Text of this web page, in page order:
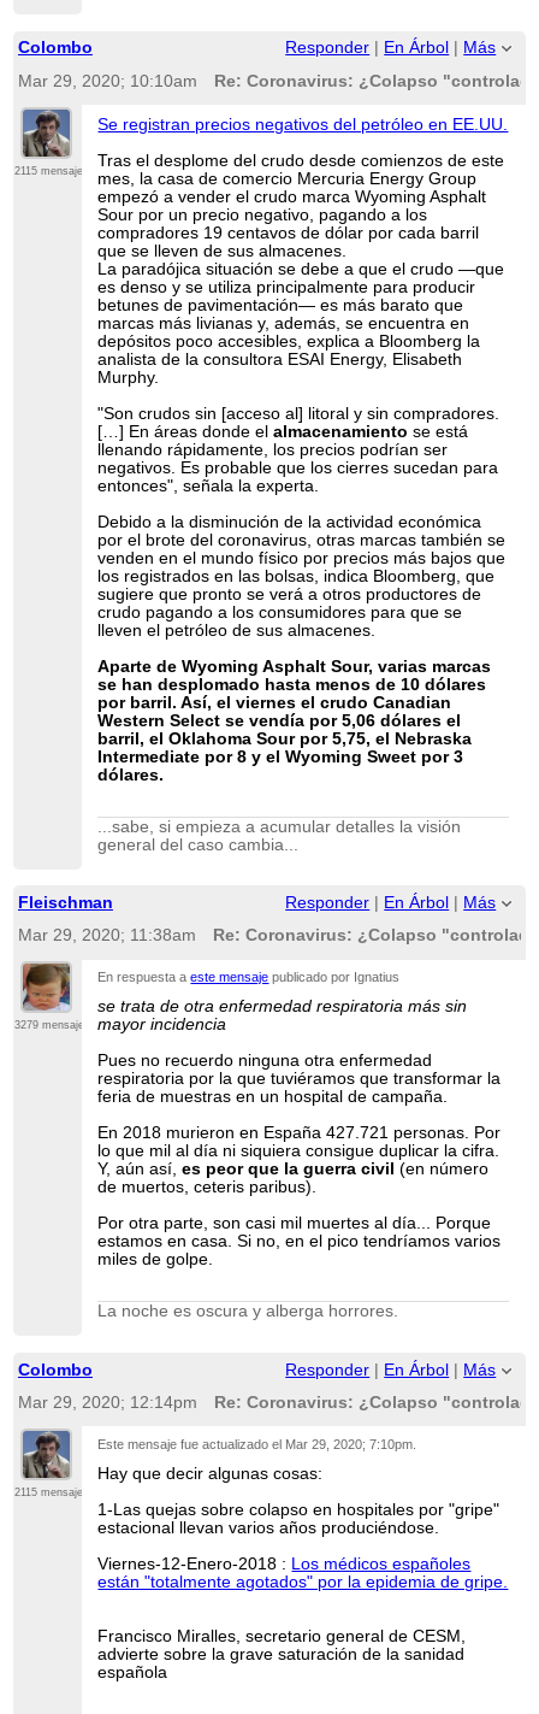
Colombo Responder En Árbol
Más
Mar 29, 2020; 10:10am
Re: Coronavirus: ¿Colapso
2115 mensajes
Se registran precios negativos del petróleo en EE.UU.
Tras el desplome del crudo desde comienzos de este
mes, la casa de comercio Mercuria Energy Group
empezó a vender el crudo marca Wyoming Asphalt
Sour por un precio negativo, pagando a los
compradores 19 centavos de dólar por cada barril
que se lleven de sus almacenes.
La paradójica situación se debe a que el crudo —que
es denso y se utiliza principalmente para producir
betunes de pavimentación— es más barato que
marcas más livianas y, además, se encuentra en
depósitos poco accesibles, explica a Bloomberg la
analista de la consultora ESAI Energy, Elisabeth
Murphy.
"Son crudos sin [acceso al] litoral y sin compradores.
[…] En áreas donde elalmacenamientose está
llenando rápidamente, los precios podrían ser
negativos. Es probable que los cierres sucedan para
entonces", señala la experta.
Debido a la disminución de la actividad económica
por el brote del coronavirus, otras marcas también se
venden en el mundo físico por precios más bajos que
los registrados en las bolsas, indica Bloomberg, que
sugiere que pronto se verá a otros productores de
crudo pagando a los consumidores para que se
lleven el petróleo de sus almacenes.
Aparte de Wyoming Asphalt Sour, varias marcas
se han desplomado hasta menos de 10 dólares
por barril. Así, el viernes el crudo Canadian
Western Select se vendía por 5,06 dólares el
barril, el Oklahoma Sour por 5,75, el Nebraska
Intermediate por 8 y el Wyoming Sweet por 3
dólares.
...sabe, si empieza a acumular detalles la visión
general del caso cambia...
Fleischman Responder En Árbol
Más
Mar 29, 2020; 11:38am
Re: Coronavirus: ¿Colapso
3279 mensajes
En respuesta aeste mensaje publicado por Ignatius
se trata de otra enfermedad respiratoria más sin
mayor incidencia
Pues no recuerdo ninguna otra enfermedad
respiratoria por la que tuviéramos que transformar la
feria de muestras en un hospital de campaña.
En 2018 murieron en España 427.721 personas. Por
lo que mil al día ni siquiera consigue duplicar la cifra.
Y, aún así,es peor que la guerra civil (en número
de muertos, ceteris paribus).
Por otra parte, son casi mil muertes al día... Porque
estamos en casa. Si no, en el pico tendríamos varios
miles de golpe.
La noche es oscura y alberga horrores.
Colombo Responder En Árbol
Más
Mar 29, 2020; 12:14pm
Re: Coronavirus: ¿Colapso
2115 mensajes
Este mensaje fue actualizado el Mar 29, 2020; 7:10pm
Hay que decir algunas cosas:
1-Las quejas sobre colapso en hospitales por "gripe"
estacional llevan varios años produciéndose.
Viernes-12-Enero-2018 :
Los médicos españoles
están "totalmente agotados" por la epidemia de gripe.
Francisco Miralles, secretario general de CESM,
advierte sobre la grave saturación de la sanidad
española